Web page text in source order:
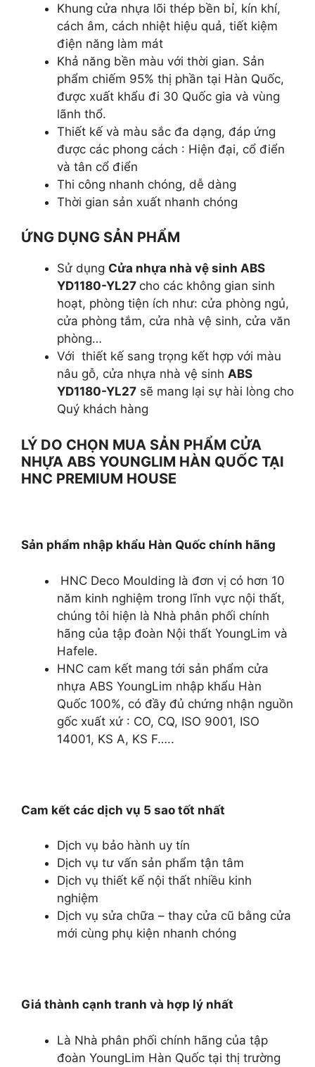
Khung cửa nhựa lõi thép bền bỉ, kín khí,
cách âm, cách nhiệt hiệu quả, tiết kiệm
điện năng làm mát
Khả năng bền màu với thời gian. Sản
phẩm chiếm 95% thị phần tại Hàn Quốc,
được xuất khẩu đi 30 Quốc gia và vùng
lãnh thổ.
Thiết kế và màu sắc đa dạng, đáp ứng
được các phong cách : Hiện đại, cổ điển
và tân cổ điển
Thi công nhanh chóng, dễ dàng
Thời gian sản xuất nhanh chóng
ỨNG DỤNG SẢN PHẨM
Sử dụng Cửa nhựa nhà vệ sinh ABS
YD1180-YL27 cho các không gian sinh
hoạt, phòng tiện ích như: cửa phòng ngủ,
cửa phòng tắm, cửa nhà vệ sinh, cửa văn
phòng…
Với thiết kế sang trọng kết hợp với màu
nâu gỗ, cửa nhựa nhà vệ sinh ABS
YD1180-YL27 sẽ mang lại sự hài lòng cho
Quý khách hàng
LÝ DO CHỌN MUA SẢN PHẨM CỬA
NHỰA ABS YOUNGLIM HÀN QUỐC TẠI
HNC PREMIUM HOUSE
Sản phẩm nhập khẩu Hàn Quốc chính hãng
HNC Deco Moulding là đơn vị có hơn 10
năm kinh nghiệm trong lĩnh vực nội thất,
chúng tôi hiện là Nhà phân phối chính
hãng của tập đoàn Nội thất YoungLim và
Hafele.
HNC cam kết mang tới sản phẩm cửa
nhựa ABS YoungLim nhập khẩu Hàn
Quốc 100%, có đầy đủ chứng nhận nguồn
gốc xuất xứ : CO, CQ, ISO 9001, ISO
14001, KS A, KS F…..
Cam kết các dịch vụ 5 sao tốt nhất
Dịch vụ bảo hành uy tín
Dịch vụ tư vấn sản phẩm tận tâm
Dịch vụ thiết kế nội thất nhiều kinh
nghiệm
Dịch vụ sửa chữa – thay cửa cũ bằng cửa
mới cùng phụ kiện nhanh chóng
Giá thành cạnh tranh và hợp lý nhất
Là Nhà phân phối chính hãng của tập
đoàn YoungLim Hàn Quốc tại thị trường